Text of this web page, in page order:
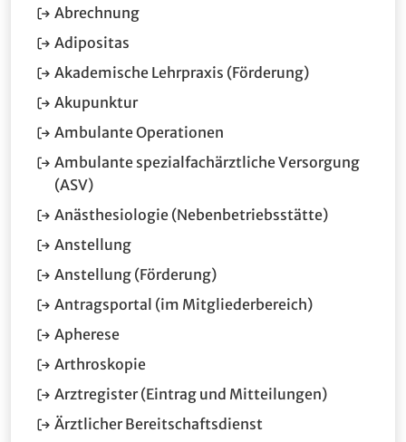
Abrechnung
Adipositas
Akademische Lehrpraxis (Förderung)
Akupunktur(Öffnet im neuen Fenster.)
Ambulante Operationen
Ambulante spezialfachärztliche Versorgung
(ASV)(Öffnet im neuen Fenster.)
Anästhesiologie (Nebenbetriebsstätte)(Öffnet im
Anstellung(Öffnet im neuen Fenster.)
Anstellung (Förderung)
Antragsportal (im Mitgliederbereich)(Öffnet im
Apherese(Öffnet im neuen Fenster.)
Arthroskopie(Öffnet im neuen Fenster.)
Arztregister (Eintrag und Mitteilungen)(Öffnet im
Ärztlicher Bereitschaftsdienst